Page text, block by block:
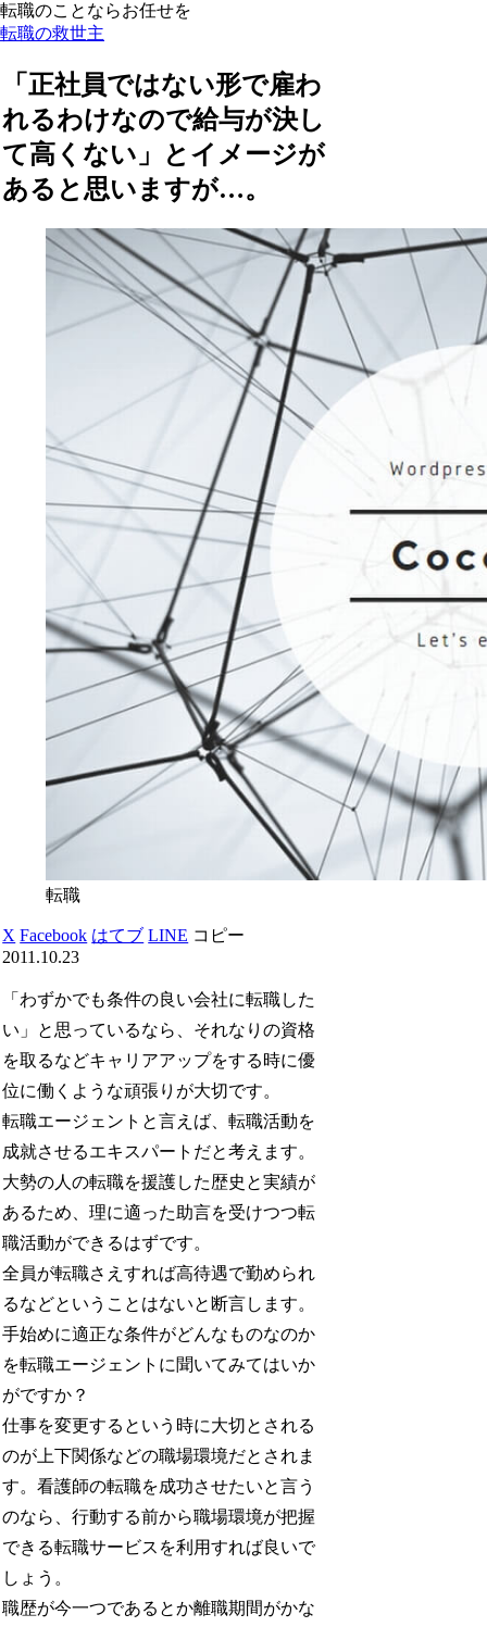
転職のことならお任せを
転職の救世主
「正社員ではない形で雇わ
れるわけなので給与が決し
て高くない」とイメージが
あると思いますが…。
転職
X Facebook はてブ LINE コピー
2011.10.23
「わずかでも条件の良い会社に転職した
い」と思っているなら、それなりの資格
を取るなどキャリアアップをする時に優
位に働くような頑張りが大切です。
転職エージェントと言えば、転職活動を
成就させるエキスパートだと考えます。
大勢の人の転職を援護した歴史と実績が
あるため、理に適った助言を受けつつ転
職活動ができるはずです。
全員が転職さえすれば高待遇で勤められ
るなどということはないと断言します。
手始めに適正な条件がどんなものなのか
を転職エージェントに聞いてみてはいか
がですか？
仕事を変更するという時に大切とされる
のが上下関係などの職場環境だとされま
す。看護師の転職を成功させたいと言う
のなら、行動する前から職場環境が把握
できる転職サービスを利用すれば良いで
しょう。
職歴が今一つであるとか離職期間がかな